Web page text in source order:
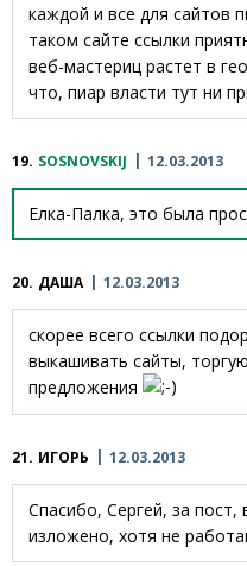
каждой и все для сайтов
таком сайте ссылки
веб-мастериц растет в
что, пиар власти тут ни
19. SOSNOVSKIJ 12.03.2013
Елка-Палка, это была
20. ДАША 12.03.2013
скорее всего ссылки
выкашивать сайты,
предложения
21. ИГОРЬ 12.03.2013
Спасибо, Сергей, за пост,
изложено, хотя не